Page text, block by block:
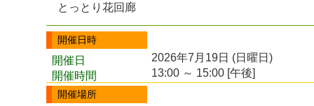
とっとり花回廊
開催日時
開催日
2026年7月19日 (日曜日)
開催時間
13:00 ～ 15:00 [午後]
開催場所